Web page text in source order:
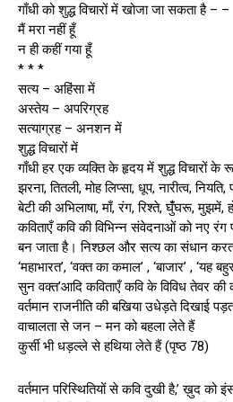
गाँधी को शुद्ध विचारों में खोजा जा सकता है – –
मैं मरा नहीं हूँ
न ही कहीं गया हूँ
* * *
सत्य – अहिंसा में
अस्तेय – अपरिग्रह
सत्याग्रह – अनशन में
शुद्ध विचारों में
गाँधी हर एक व्यक्ति के हृदय में शुद्ध विचारों के
झरना, तितली, मोह लिप्सा, धूप, नारीत्व,
बेटी की अभिलाषा, माँ, रंग, रिश्ते, घुंँघरू, मुझमें,
कविताएँ कवि की विभिन्न संवेदनाओं को नए रंग
बन जाता है। निश्छल और सत्य का संधान
‘महाभारत’, ‘वक्त का कमाल’ , ‘बाजार’ , ‘यह
सुन वक्त’आदि कविताएँ कवि के विविध तेवर की
वर्तमान राजनीति की बखिया उधेड़ते दिखाई
वाचालता से जन – मन को बहला लेते हैं
कुर्सी भी धड़ल्ले से हथिया लेते हैं (पृष्ठ 78)
वर्तमान परिस्थितियों से कवि दुखी है,’ ख़ुद को